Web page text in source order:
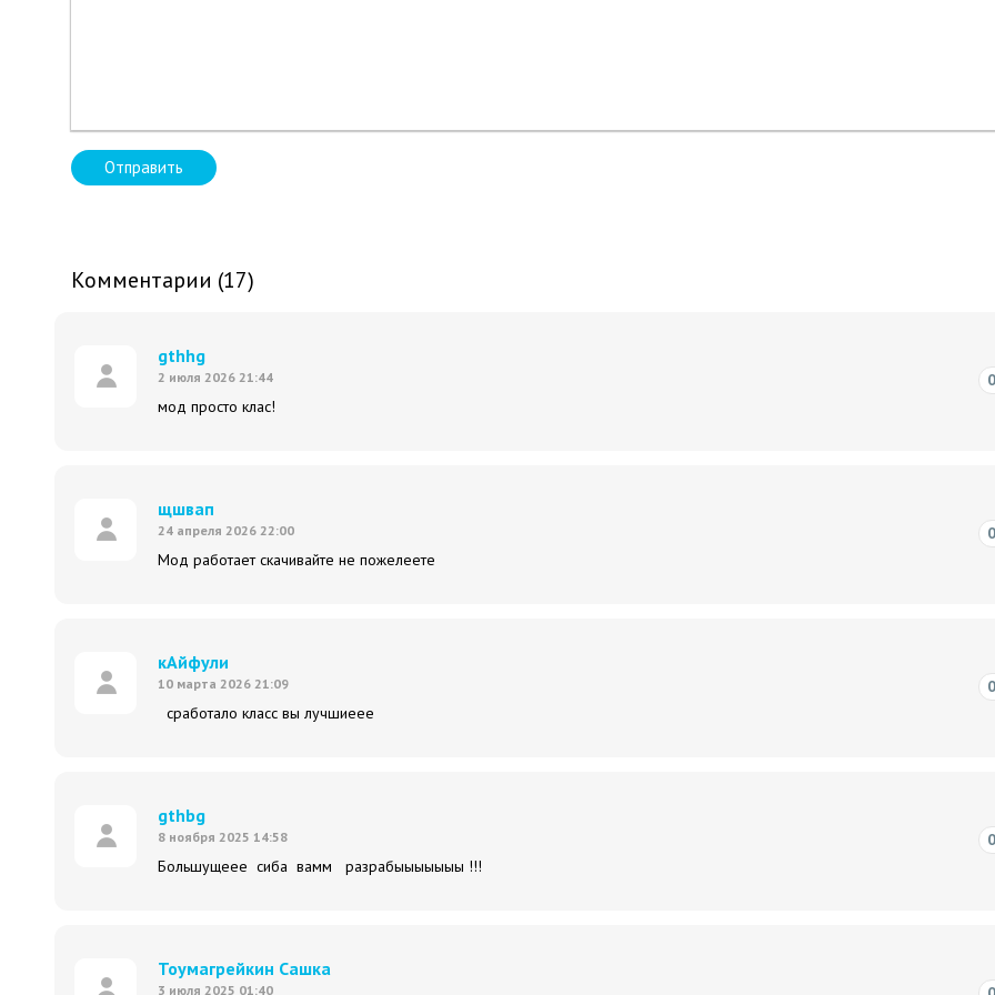
Отправить
Комментарии (17)
gthhg
2 июля 2026 21:44
мод просто клас!
щшвап
24 апреля 2026 22:00
Mод работает скачивайте не пожелеете
кАйфули
10 марта 2026 21:09
сработало класс вы лучшиеее
gthbg
8 ноября 2025 14:58
Большущеее сиба вамм разрабыыыыыыы !!!
Тоумагрейкин Сашка
3 июля 2025 01:40